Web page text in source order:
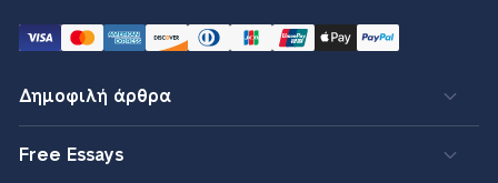
Δημοφιλή άρθρα
Free Essays